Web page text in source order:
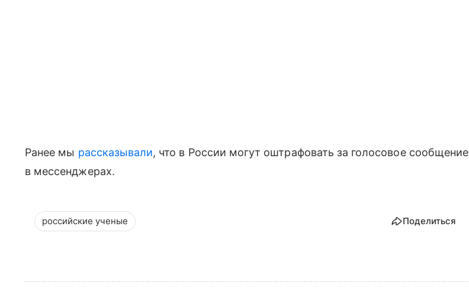
Ранее мы рассказывали, что в России могут оштрафовать за голосовое сообщение
в мессенджерах.
российские ученые Поделиться